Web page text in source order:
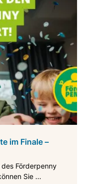
im Finale –
Förderpenny
Sie ...